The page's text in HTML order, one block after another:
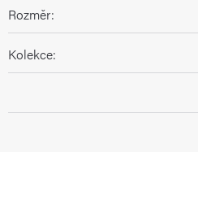
Rozměr:
Kolekce: